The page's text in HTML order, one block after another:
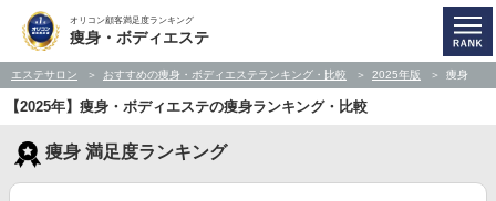
オリコン顧客満足度ランキング
痩身・ボディエステ
エステサロン おすすめの痩身・ボディエステランキング・比較 2025年版 痩身
【2025年】痩身・ボディエステの痩身ランキング・比較
痩身 満足度ランキング